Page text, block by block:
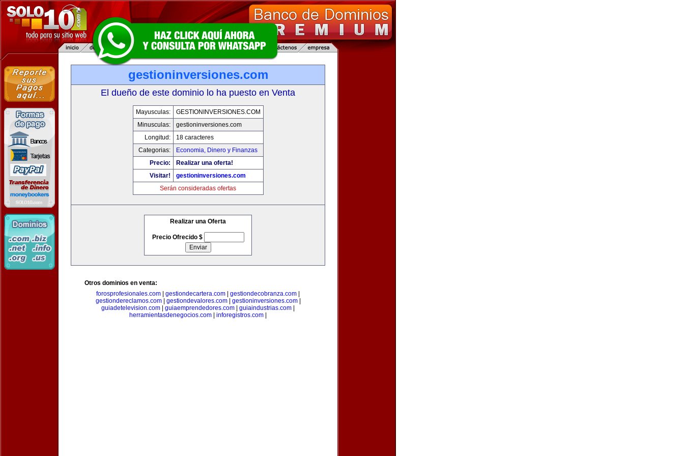
gestioninversiones.com
El dueño de este dominio lo ha puesto en Venta
Mayusculas:
GESTIONINVERSIONES.COM
Minusculas:
gestioninversiones.com
Longitud:
18 caracteres
Categorias:
Economia, Dinero y Finanzas
Precio:
Realizar una oferta!
Visitar!
gestioninversiones.com
Serán consideradas ofertas
Realizar una Oferta
Precio Ofrecido $
Otros dominios en venta:
forosprofesionales.com
gestiondecartera.com gestiondecobranza.com
gestiondereclamos.com| gestiondevalores.com| gestioninversiones.com|
guiadetelevision.com
guiaemprendedores.com guiaindustrias.com
herramientasdenegocios.com
inforegistros.com